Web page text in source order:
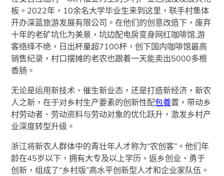
板。2022年，10余名大学毕业生来到这里，联手村集体
开办深蓝旅游发展有限公司。在他们的创意改造下，废弃
十年的老矿坑化为美景，坑边配电房变身网红咖啡馆,游
客络绎不绝，日出杯量超7100杯，创下国内咖啡馆最高
销售纪录，村口摆摊的老农也跟着一天能卖出5000多根
香肠。
无论是运用新技术、催生新业态，还是打造新经济，新农
人之新，在于对乡村生产要素的创新性配包養置，带动乡
村劳动者、劳动资料与劳动对象的优化跃升，激发乡村产
业深度转型升级。
浙江将新农人群体中的青壮年人才称为“农创客”。他们年
龄在45岁以下，拥有大专及以上学历，返乡创业、勇于
创新，组成了“乡村版”高水平创新型人才和企业家队伍。